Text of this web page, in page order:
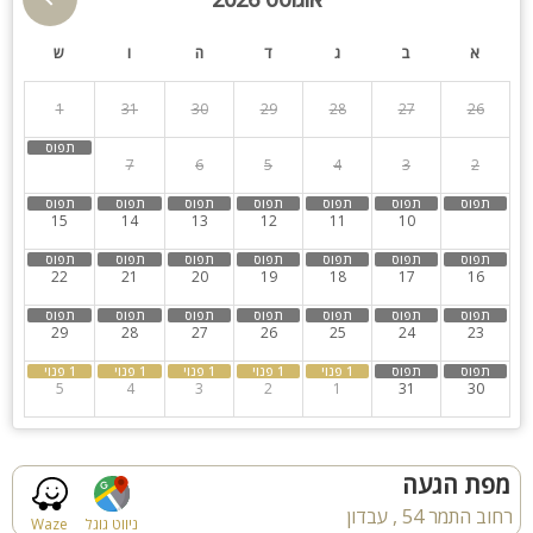
בריכה מקורה
הוט טאב חצר
חדרי שינה
א ב ג ד ה ו ש
26
27
28
29
30
31
1
2
3
4
5
6
7
10
11
12
13
14
15
16
17
18
19
20
21
22
23
24
25
26
27
28
29
30
31
1
2
3
4
5
Waze ניווט גוגל
מפת הגעה
רחוב התמר 54 , עבדון